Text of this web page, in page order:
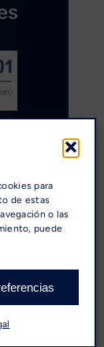
para
de estas
o las
puede